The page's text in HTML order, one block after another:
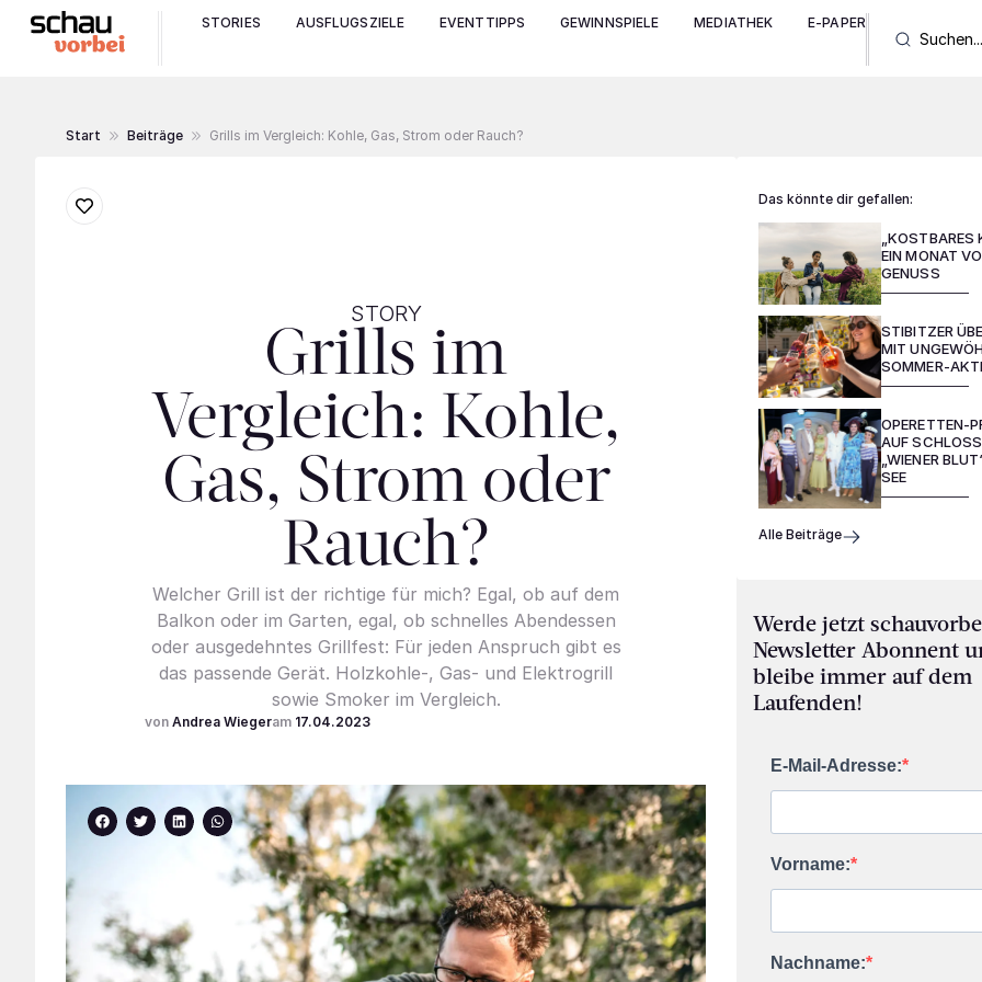
STORIES AUSFLUGSZIELE EVENTTIPPS GEWINNSPIELE MEDIATHEK E-PAPER
Start Beiträge Grills im Vergleich: Kohle, Gas, Strom oder Rauch?
STORY
Grills im
Vergleich: Kohle,
Gas, Strom oder
Rauch?
Welcher Grill ist der richtige für mich? Egal, ob auf dem
Balkon oder im Garten, egal, ob schnelles Abendessen
oder ausgedehntes Grillfest: Für jeden Anspruch gibt es
das passende Gerät. Holzkohle-, Gas- und Elektrogrill
sowie Smoker im Vergleich.
Andrea Wieger 17.04.2023
Das könnte dir gefallen:
„KOSTBARES
EIN MONAT
GENUSS
STIBITZER
MIT
SOMMER-
OPERETTEN-
AUF
„WIENER
SEE
Alle Beiträge
Werde jetzt
Newsletter Abonnent
bleibe immer auf dem
Laufenden!
E-Mail-Adresse:
Vorname:
Nachname: